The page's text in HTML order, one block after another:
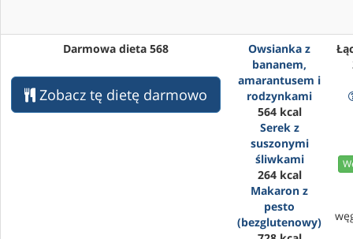
Darmowa dieta 568
Zobacz tę dietę darmowo
Owsianka z
bananem,
amarantusem i
rodzynkami
564 kcal
Serek z
suszonymi
śliwkami
264 kcal
Makaron z
pesto
(bezglutenowy)